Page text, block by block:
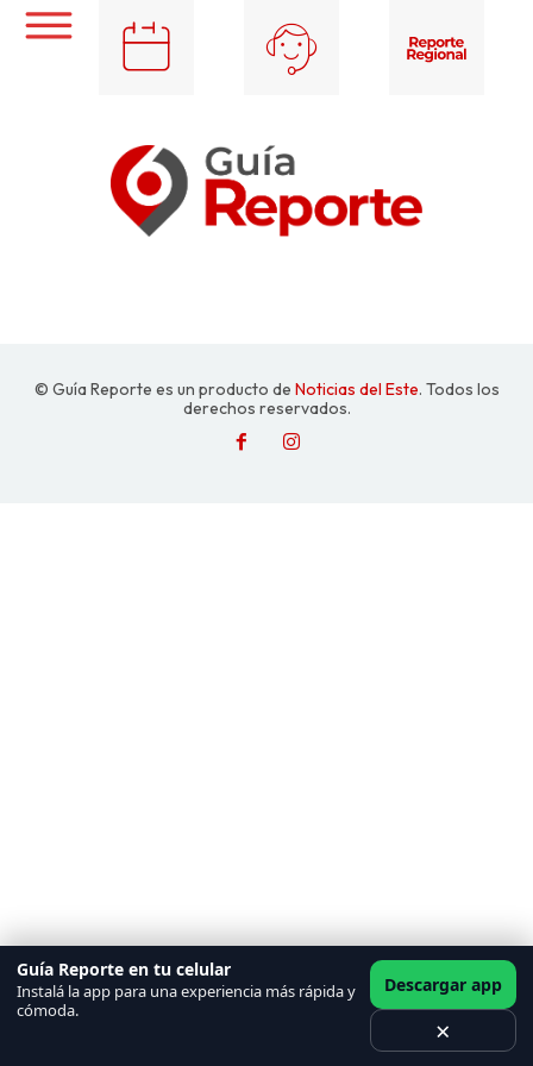
© Guía Reporte es un producto de Noticias del Este. Todos los
derechos reservados.
Guía Reporte en tu celular
Instalá la app para una experiencia más rápida y
cómoda.
Descargar app
×